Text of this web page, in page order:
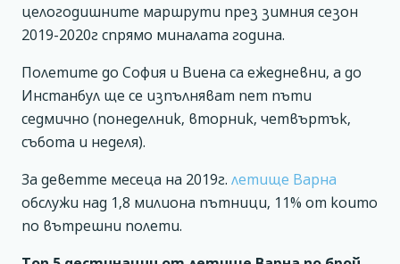
целогодишните маршрути през зимния сезон
2019-2020г спрямо миналата година.
Полетите до София и Виена са ежедневни, а до
Инстанбул ще се изпълняват пет пъти
седмично (понеделник, вторник, четвъртък,
събота и неделя).
За деветте месеца на 2019г. летище Варна
обслужи над 1,8 милиона пътници, 11% от които
по вътрешни полети.